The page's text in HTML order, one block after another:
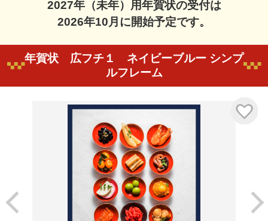
2027年（未年）用年賀状の受付は
2026年10月に開始予定です。
年賀状 広フチ１ ネイビーブルー シンプ
ルフレーム